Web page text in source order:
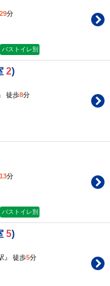
29分
バストイレ別
2)
徒歩8分
13分
バストイレ別
5)
』 徒歩5分